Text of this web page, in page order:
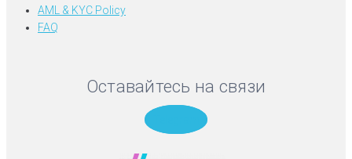
AML & KYC Policy
FAQ
Оставайтесь на связи